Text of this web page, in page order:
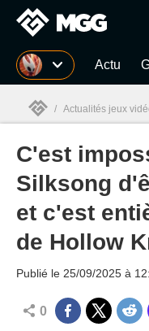
MGG Actu
MGG
/ Actualités jeux
C'est
Silksong
et c'est
de Hollow
Publié le 25/09/2025 à
0